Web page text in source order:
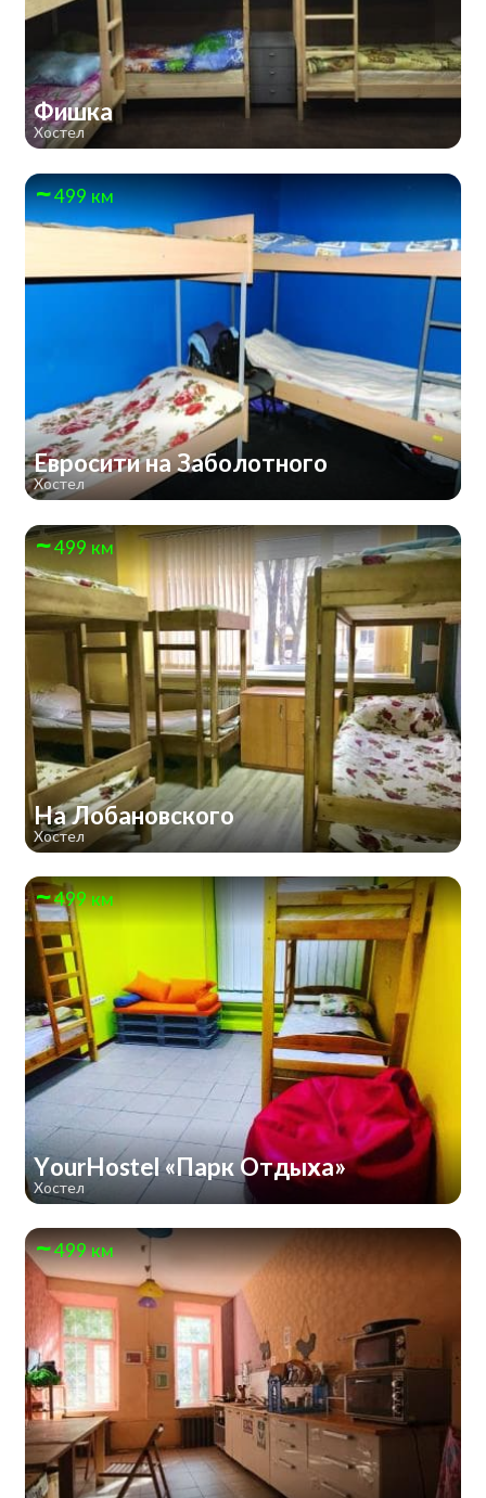
Фишка
Хостел
499 км
Евросити на Заболотного
Хостел
499 км
На Лобановского
Хостел
499 км
YourHostel «Парк Отдыха»
Хостел
499 км